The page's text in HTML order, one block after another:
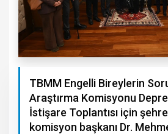
TBMM Engelli Bireylerin
Araştırma Komisyonu
İstişare Toplantısı için
komisyon başkanı Dr.